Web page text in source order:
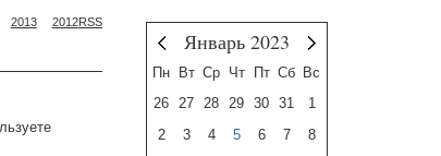
2013 2012RSS
Январь 2023
Пн Вт Ср Чт Пт Сб Вс
26
27 28 29 30 31
1
2
3 4 5 6 7
8